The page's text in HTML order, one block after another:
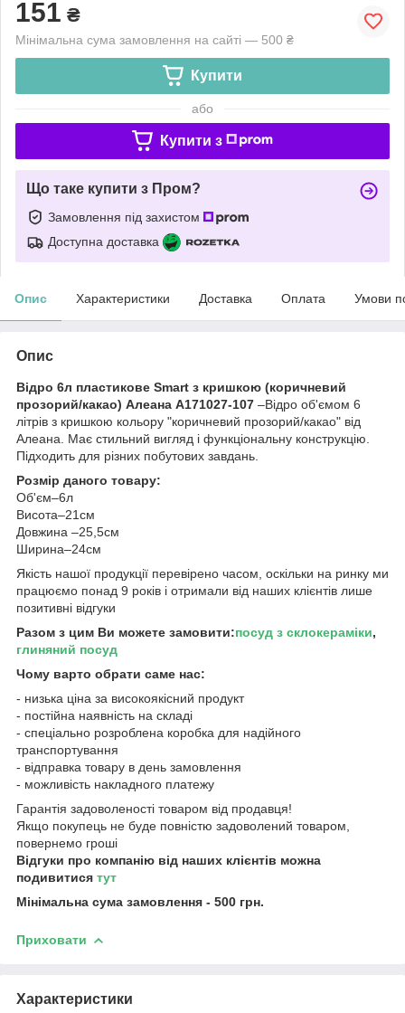
151 ₴
Мінімальна сума замовлення на сайті — 500 ₴
Купити
або
Купити з
Що таке купити з Пром?
Замовлення під захистом
Доступна доставка
Опис Характеристики Доставка Оплата Умови
Опис
Відро 6л пластикове Smart з кришкою (коричневий
прозорий/какао) Алеана А171027-107 –Відро об'ємом 6
літрів з кришкою кольору "коричневий прозорий/какао" від
Алеана. Має стильний вигляд і функціональну конструкцію.
Підходить для різних побутових завдань.
Розмір даного товару:
Об'єм–6л
Висота–21см
Довжина –25,5см
Ширина–24см
Якість нашої продукції перевірено часом, оскільки на ринку ми
працюємо понад 9 років і отримали від наших клієнтів лише
позитивні відгуки
Разом з цим Ви можете замовити:посуд з склокераміки,
глиняний посуд
Чому варто обрати саме нас:
- низька ціна за високоякісний продукт
- постійна наявність на складі
- спеціально розроблена коробка для надійного
транспортування
- відправка товару в день замовлення
- можливість накладного платежу
Гарантія задоволеності товаром від продавця!
Якщо покупець не буде повністю задоволений товаром,
повернемо гроші
Відгуки про компанію від наших клієнтів можна
подивитися тут
Мінімальна сума замовлення - 500 грн.
Приховати
Характеристики